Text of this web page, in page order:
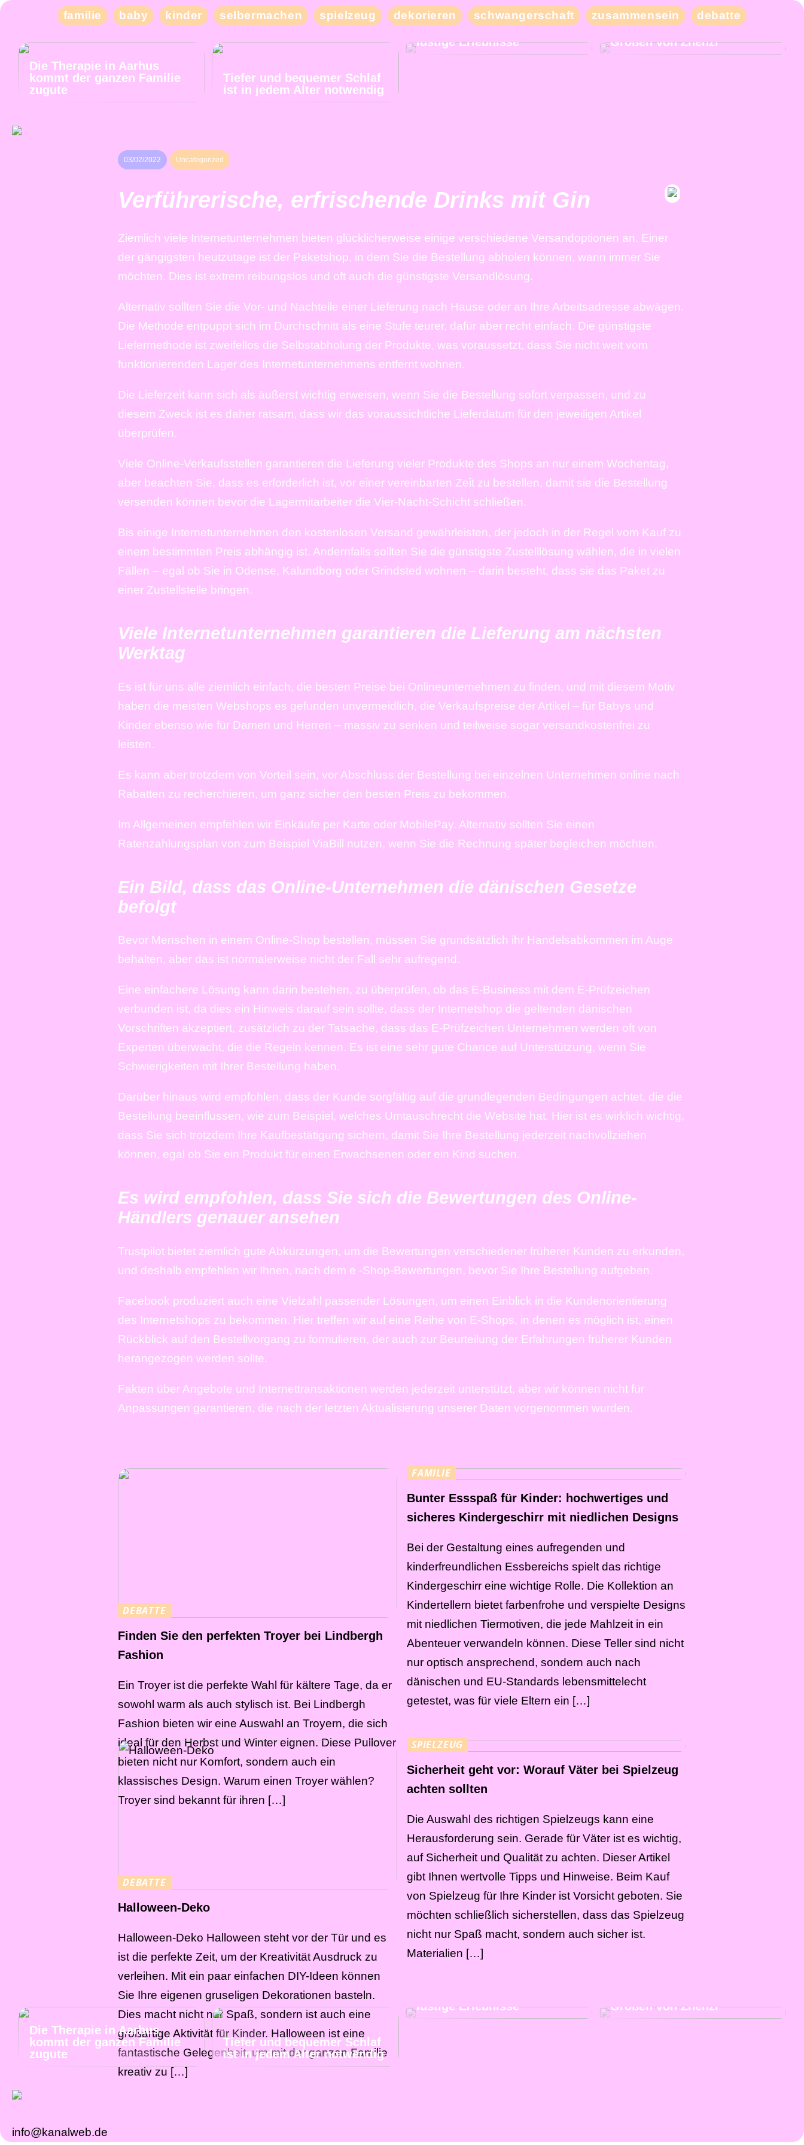
familie baby kinder selbermachen spielzeug dekorieren schwangerschaft zusammensein debatte
Die Therapie in Aarhus
kommt der ganzen Familie
zugute
Tiefer und bequemer Schlaf
ist in jedem Alter notwendig
Besuchen Sie unser
Nachbarland und erleben Sie
lustige Erlebnisse
Kaufen Sie moderne und
Größen von Zhenzi
03/02/2022 Uncategorized
Verführerische, erfrischende Drinks mit Gin
Ziemlich viele Internetunternehmen bieten glücklicherweise einige verschiedene Versandoptionen an. Einer
der gängigsten heutzutage ist der Paketshop, in dem Sie die Bestellung abholen können, wann immer Sie
möchten. Dies ist extrem reibungslos und oft auch die günstigste Versandlösung.
Alternativ sollten Sie die Vor- und Nachteile einer Lieferung nach Hause oder an Ihre Arbeitsadresse abwägen.
Die Methode entpuppt sich im Durchschnitt als eine Stufe teurer, dafür aber recht einfach. Die günstigste
Liefermethode ist zweifellos die Selbstabholung der Produkte, was voraussetzt, dass Sie nicht weit vom
funktionierenden Lager des Internetunternehmens entfernt wohnen.
Die Lieferzeit kann sich als äußerst wichtig erweisen, wenn Sie die Bestellung sofort verpassen, und zu
diesem Zweck ist es daher ratsam, dass wir das voraussichtliche Lieferdatum für den jeweiligen Artikel
überprüfen.
Viele Online-Verkaufsstellen garantieren die Lieferung vieler Produkte des Shops an nur einem Wochentag,
aber beachten Sie, dass es erforderlich ist, vor einer vereinbarten Zeit zu bestellen, damit sie die Bestellung
versenden können bevor die Lagermitarbeiter die Vier-Nacht-Schicht schließen.
Bis einige Internetunternehmen den kostenlosen Versand gewährleisten, der jedoch in der Regel vom Kauf zu
einem bestimmten Preis abhängig ist. Andernfalls sollten Sie die günstigste Zustelllösung wählen, die in vielen
Fällen – egal ob Sie in Odense, Kalundborg oder Grindsted wohnen – darin besteht, dass sie das Paket zu
einer Zustellstelle bringen.
Viele Internetunternehmen garantieren die Lieferung am nächsten
Werktag
Es ist für uns alle ziemlich einfach, die besten Preise bei Onlineunternehmen zu finden, und mit diesem Motiv
haben die meisten Webshops es gefunden unvermeidlich, die Verkaufspreise der Artikel – für Babys und
Kinder ebenso wie für Damen und Herren – massiv zu senken und teilweise sogar versandkostenfrei zu
leisten.
Es kann aber trotzdem von Vorteil sein, vor Abschluss der Bestellung bei einzelnen Unternehmen online nach
Rabatten zu recherchieren, um ganz sicher den besten Preis zu bekommen.
Im Allgemeinen empfehlen wir Einkäufe per Karte oder MobilePay. Alternativ sollten Sie einen
Ratenzahlungsplan von zum Beispiel ViaBill nutzen, wenn Sie die Rechnung später begleichen möchten.
Ein Bild, dass das Online-Unternehmen die dänischen Gesetze
befolgt
Bevor Menschen in einem Online-Shop bestellen, müssen Sie grundsätzlich ihr Handelsabkommen im Auge
behalten, aber das ist normalerweise nicht der Fall sehr aufregend.
Eine einfachere Lösung kann darin bestehen, zu überprüfen, ob das E-Business mit dem E-Prüfzeichen
verbunden ist, da dies ein Hinweis darauf sein sollte, dass der Internetshop die geltenden dänischen
Vorschriften akzeptiert, zusätzlich zu der Tatsache, dass das E-Prüfzeichen Unternehmen werden oft von
Experten überwacht, die die Regeln kennen. Es ist eine sehr gute Chance auf Unterstützung, wenn Sie
Schwierigkeiten mit Ihrer Bestellung haben.
Darüber hinaus wird empfohlen, dass der Kunde sorgfältig auf die grundlegenden Bedingungen achtet, die die
Bestellung beeinflussen, wie zum Beispiel, welches Umtauschrecht die Website hat. Hier ist es wirklich wichtig,
dass Sie sich trotzdem Ihre Kaufbestätigung sichern, damit Sie Ihre Bestellung jederzeit nachvollziehen
können, egal ob Sie ein Produkt für einen Erwachsenen oder ein Kind suchen.
Es wird empfohlen, dass Sie sich die Bewertungen des Online-
Händlers genauer ansehen
Trustpilot bietet ziemlich gute Abkürzungen, um die Bewertungen verschiedener früherer Kunden zu erkunden,
und deshalb empfehlen wir Ihnen, nach dem e -Shop-Bewertungen, bevor Sie Ihre Bestellung aufgeben.
Facebook produziert auch eine Vielzahl passender Lösungen, um einen Einblick in die Kundenorientierung
des Internetshops zu bekommen. Hier treffen wir auf eine Reihe von E-Shops, in denen es möglich ist, einen
Rückblick auf den Bestellvorgang zu formulieren, der auch zur Beurteilung der Erfahrungen früherer Kunden
herangezogen werden sollte.
Fakten über Angebote und Internettransaktionen werden jederzeit unterstützt, aber wir können nicht für
Anpassungen garantieren, die nach der letzten Aktualisierung unserer Daten vorgenommen wurden.
DEBATTE
Finden Sie den perfekten Troyer bei Lindbergh
Fashion
Ein Troyer ist die perfekte Wahl für kältere Tage, da er
sowohl warm als auch stylisch ist. Bei Lindbergh
Fashion bieten wir eine Auswahl an Troyern, die sich
ideal für den Herbst und Winter eignen. Diese Pullover
bieten nicht nur Komfort, sondern auch ein
klassisches Design. Warum einen Troyer wählen?
Troyer sind bekannt für ihren […]
FAMILIE
Bunter Essspaß für Kinder: hochwertiges und
sicheres Kindergeschirr mit niedlichen Designs
Bei der Gestaltung eines aufregenden und
kinderfreundlichen Essbereichs spielt das richtige
Kindergeschirr eine wichtige Rolle. Die Kollektion an
Kindertellern bietet farbenfrohe und verspielte Designs
mit niedlichen Tiermotiven, die jede Mahlzeit in ein
Abenteuer verwandeln können. Diese Teller sind nicht
nur optisch ansprechend, sondern auch nach
dänischen und EU-Standards lebensmittelecht
getestet, was für viele Eltern ein […]
DEBATTE
Halloween-Deko
Halloween-Deko Halloween steht vor der Tür und es
ist die perfekte Zeit, um der Kreativität Ausdruck zu
verleihen. Mit ein paar einfachen DIY-Ideen können
Sie Ihre eigenen gruseligen Dekorationen basteln.
Dies macht nicht nur Spaß, sondern ist auch eine
großartige Aktivität für Kinder. Halloween ist eine
fantastische Gelegenheit, um mit der ganzen Familie
kreativ zu […]
SPIELZEUG
Sicherheit geht vor: Worauf Väter bei Spielzeug
achten sollten
Die Auswahl des richtigen Spielzeugs kann eine
Herausforderung sein. Gerade für Väter ist es wichtig,
auf Sicherheit und Qualität zu achten. Dieser Artikel
gibt Ihnen wertvolle Tipps und Hinweise. Beim Kauf
von Spielzeug für Ihre Kinder ist Vorsicht geboten. Sie
möchten schließlich sicherstellen, dass das Spielzeug
nicht nur Spaß macht, sondern auch sicher ist.
Materialien […]
Die Therapie in Aarhus
kommt der ganzen Familie
zugute
Tiefer und bequemer Schlaf
ist in jedem Alter notwendig
lustige Erlebnisse
Größen von Zhenzi
info@kanalweb.de